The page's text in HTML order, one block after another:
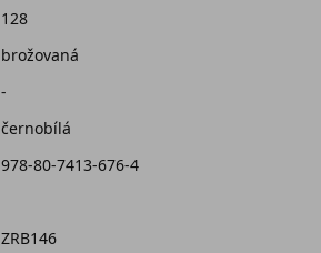
128
brožovaná
-
černobílá
978-80-7413-676-4
ZRB146